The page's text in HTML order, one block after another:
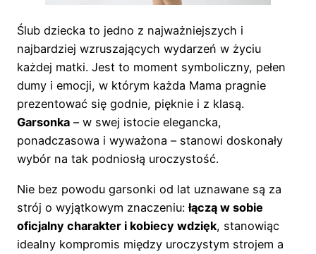
Ślub dziecka to jedno z najważniejszych i
najbardziej wzruszających wydarzeń w życiu
każdej matki. Jest to moment symboliczny, pełen
dumy i emocji, w którym każda Mama pragnie
prezentować się godnie, pięknie i z klasą.
Garsonka – w swej istocie elegancka,
ponadczasowa i wyważona – stanowi doskonały
wybór na tak podniosłą uroczystość.
Nie bez powodu garsonki od lat uznawane są za
strój o wyjątkowym znaczeniu:łączą w sobie
oficjalny charakter i kobiecy wdzięk, stanowiąc
idealny kompromis między uroczystym strojem a